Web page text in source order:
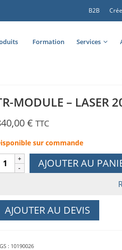
B2B
Formation Services
MODULE – LASER
€ TTC
sur commande
quantité
LASER
AJOUTER AU
AJOUTER AU DEVIS
: 10190026